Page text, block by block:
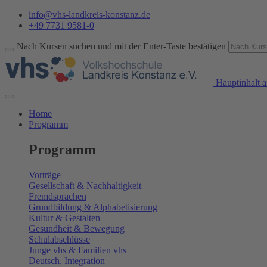
info@vhs-landkreis-konstanz.de
+49 7731 9581-0
Nach Kursen suchen und mit der Enter-Taste bestätigen
Hauptinhalt
Home
Programm
Programm
Vorträge
Gesellschaft & Nachhaltigkeit
Fremdsprachen
Grundbildung & Alphabetisierung
Kultur & Gestalten
Gesundheit & Bewegung
Schulabschlüsse
Junge vhs & Familien vhs
Deutsch, Integration